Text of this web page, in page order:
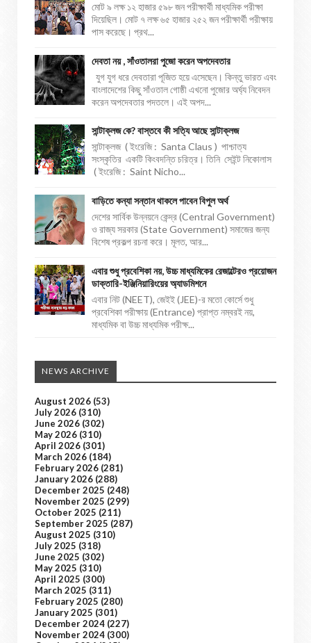
মোট ৯ লক্ষ ১২ হাজার ৫৯৮ জন পরীক্ষার্থী মাধ্যমিক পরীক্ষা
দিয়েছিল। মোট ৭ লক্ষ ৬৫ হাজার ২৫২ জন পরীক্ষার্থী পরীক্ষায়
পাস করেছে। প্রথ...
দেবতা নয় , সাঁওতালরা পুজো করেন অপদেবতার
যুগ যুগ ধরে দেবতারা পূজিত হয়ে এসেছেন। কিন্তু ভারত এবং
বাংলাদেশের কিছু সাঁওতাল গোষ্ঠী এখনো পুজোর অর্ঘ্য নিবেদন
করেন অপদেবতার পদতলে। এই অপদ...
সান্টাক্লজ কে? বাস্তবে কী সত্যি আছে সান্টাক্লজ
সান্টাক্লজ ( ইংরেজি : Santa Claus ) পাশ্চাত্য
সংস্কৃতির একটি কিংবদন্তি চরিত্র। তিনি সেইন্ট নিকোলাস
( ইংরেজি : Saint Nicho...
বাড়িতে কন্যা সন্তান থাকলে পাবেন বিপুল অর্থ
দেশের সার্বিক উন্নয়নে কেন্দ্র (Central Government)
ও রাজ্য সরকার (State Government) সমাজের জন্য
বিশেষ প্রকল্প রচনা করে। মূলত, আর...
এবার শুধু প্রবেশিকা নয়, উচ্চ মাধ্যমিকের রেজাল্টেরও প্রয়োজন
ডাক্তারি-ইঞ্জিনিয়ারিংয়ের অ্যাডমিশনে
এবার নিট (NEET), জেইই (JEE)-র মতো কোর্সে শুধু
প্রবেশিকা পরীক্ষায় (Entrance) প্রাপ্ত নম্বরই নয়,
মাধ্যমিক বা উচ্চ মাধ্যমিক পরীক্ষ...
NEWS ARCHIVE
August 2026 (53)
July 2026 (310)
June 2026 (302)
May 2026 (310)
April 2026 (301)
March 2026 (184)
February 2026 (281)
January 2026 (288)
December 2025 (248)
November 2025 (299)
October 2025 (211)
September 2025 (287)
August 2025 (310)
July 2025 (318)
June 2025 (302)
May 2025 (310)
April 2025 (300)
March 2025 (311)
February 2025 (280)
January 2025 (301)
December 2024 (227)
November 2024 (300)